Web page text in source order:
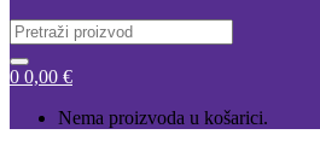
Search
for:
0 0,00 €
Nema proizvoda u košarici.